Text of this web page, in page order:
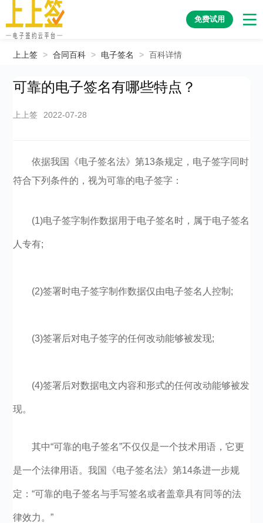
免费试用
上上签 > 合同百科 > 电子签名 > 百科详情
可靠的电子签名有哪些特点？
上上签 2022-07-28
依据我国《电子签名法》第13条规定，电子签字同时
符合下列条件的，视为可靠的电子签字：
(1)电子签字制作数据用于电子签名时，属于电子签名
人专有;
(2)签署时电子签字制作数据仅由电子签名人控制;
(3)签署后对电子签字的任何改动能够被发现;
(4)签署后对数据电文内容和形式的任何改动能够被发
现。
其中“可靠的电子签名”不仅仅是一个技术用语，它更
是一个法律用语。我国《电子签名法》第14条进一步规
定：“可靠的电子签名与手写签名或者盖章具有同等的法
律效力。”